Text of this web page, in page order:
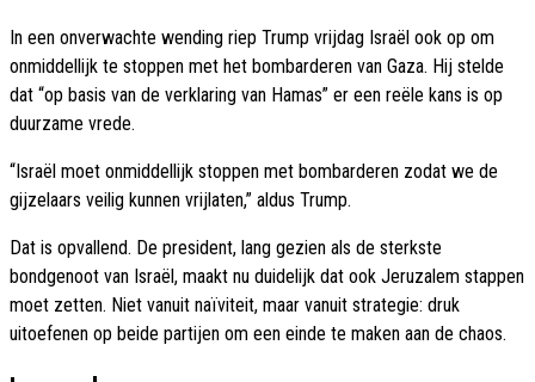
In een onverwachte wending riep Trump vrijdag Israël ook op om
onmiddellijk te stoppen met het bombarderen van Gaza. Hij stelde
dat “op basis van de verklaring van Hamas” er een reële kans is op
duurzame vrede.
“Israël moet onmiddellijk stoppen met bombarderen zodat we de
gijzelaars veilig kunnen vrijlaten,” aldus Trump.
Dat is opvallend. De president, lang gezien als de sterkste
bondgenoot van Israël, maakt nu duidelijk dat ook Jeruzalem stappen
moet zetten. Niet vanuit naïviteit, maar vanuit strategie: druk
uitoefenen op beide partijen om een einde te maken aan de chaos.